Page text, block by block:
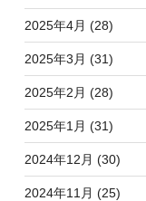
2025年4月 (28)
2025年3月 (31)
2025年2月 (28)
2025年1月 (31)
2024年12月 (30)
2024年11月 (25)